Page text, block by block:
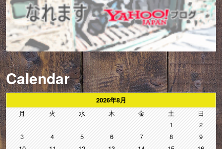
Calendar
2026年8月
月 火 水 木 金 土
日
1
2
3
4 5 6 7 8
9